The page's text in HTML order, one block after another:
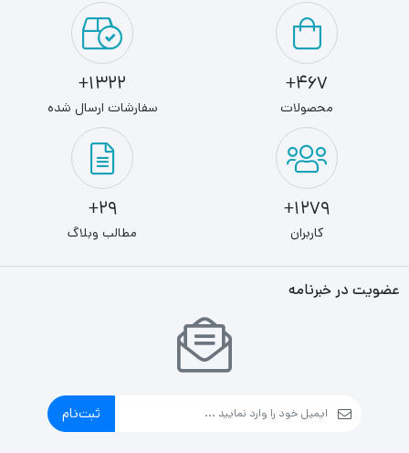
467+
محصولات
1322+
سفارشات ارسال شده
1279+
کاربران
29+
مطالب وبلاگ
عضویت در خبرنامه
ثبت‌نام